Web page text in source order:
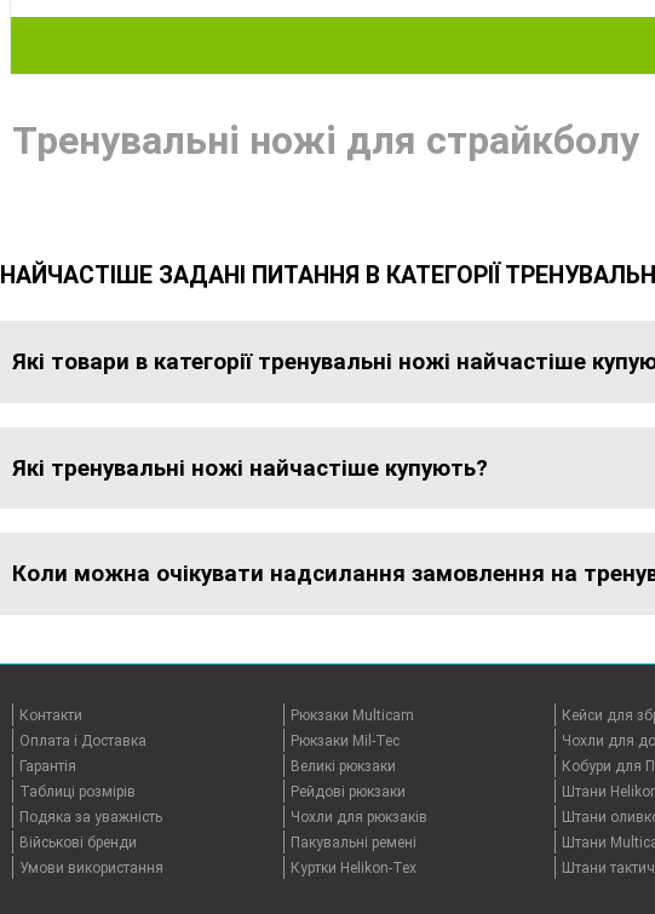
Тренувальні ножі для страйкболу
НАЙЧАСТІШЕ ЗАДАНІ ПИТАННЯ В КАТЕГОРІЇ
Які товари в категорії тренувальні ножі найчастіше
Які тренувальні ножі найчастіше купують?
Коли можна очікувати надсилання замовлення на
Контакти
Оплата i Доставка
Гарантія
Таблицi розмірів
Подяка за уважність
Військові бренди
Умови використання
Рюкзаки Multicam
Рюкзаки Mil-Tec
Великі рюкзаки
Рейдові рюкзаки
Чохли для рюкзаків
Пакувальні ремені
Куртки Helikon-Tex
Кейси для
Чохли для
Кобури для
Штани
Штани
Штани
Штани